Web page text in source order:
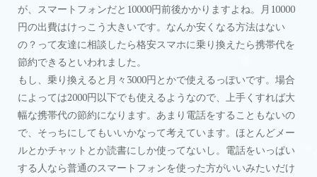
が、スマートフォンだと10000円前後かかりますよね。月10000
円の出費はけっこう大きいです。なんか安くなる方法はない
の？って友達に相談したら格安スマホに乗り換えたら携帯代を
節約できるといわれました。
もし、乗り換えると月々3000円とかで使えるっぽいです。場合
によっては2000円以下でも使えるようなので、上手くすれば大
幅な携帯代の節約になります。あまり電話をすることもないの
で、そっちにしてもいいかなって考えています。ほとんどメー
ルとかチャットとか読書にしか使ってないし。電話をいっぱい
する人なら普通のスマートフォンを使った方がいいみたいだけ